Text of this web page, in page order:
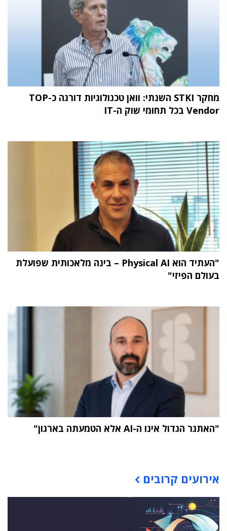
מחקר STKI השנתי: וואן טכנולוגיות דורגה כ-TOP
Vendor בכל תחומי שוק ה-IT
"העתיד הוא Physical AI – בינה מלאכותית שפועלת
בעולם הפיזי"
"האתגר הגדול אינו ה-AI אלא הטמעתה בארגון"
אירועים קרובים